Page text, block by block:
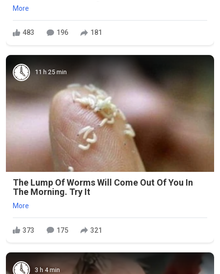
More
483 196 181
11 h 25 min
The Lump Of Worms Will Come Out Of You In
The Morning. Try It
More
373 175 321
3 h 4 min